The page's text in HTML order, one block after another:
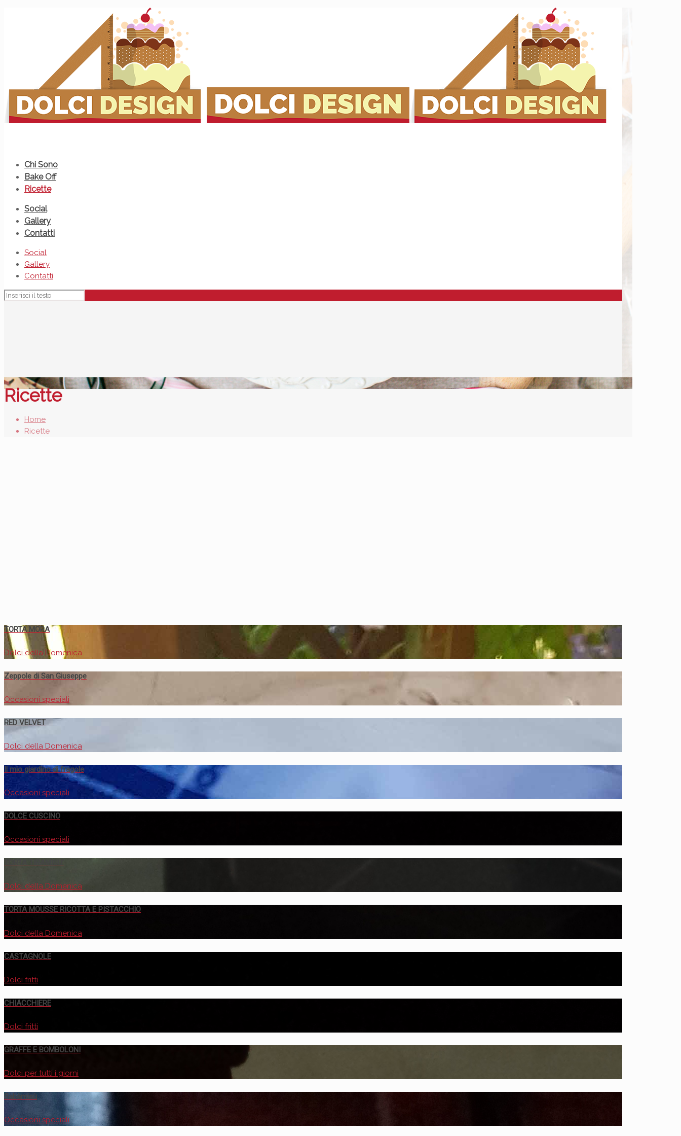
Chi Sono
Bake Off
Ricette
Social
Gallery
Contatti
Social
Gallery
Contatti
Ricette
Home
Ricette
TORTA MORA
Dolci della Domenica
Zeppole di San Giuseppe
Occasioni speciali
RED VELVET
Dolci della Domenica
Il mio giardino di fragole
Occasioni speciali
DOLCE CUSCINO
Occasioni speciali
Dolci della Domenica
TORTA MOUSSE RICOTTA E PISTACCHIO
Dolci della Domenica
CASTAGNOLE
Dolci fritti
CHIACCHIERE
Dolci fritti
GRAFFE E BOMBOLONI
Dolci per tutti i giorni
Babàmisù
Occasioni speciali